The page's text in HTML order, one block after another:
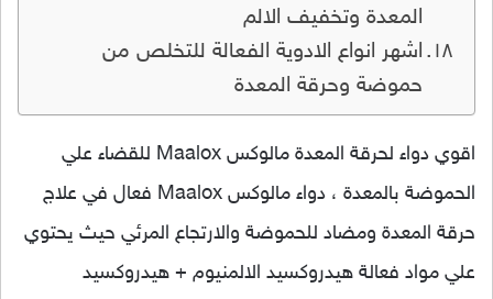
المعدة وتخفيف الالم
اشهر انواع الادوية الفعالة للتخلص من
حموضة وحرقة المعدة
اقوي دواء لحرقة المعدة مالوكس Maalox للقضاء علي
الحموضة بالمعدة ، دواء مالوكس Maalox فعال في علاج
حرقة المعدة ومضاد للحموضة والارتجاع المرئي حيث يحتوي
علي مواد فعالة هيدروكسيد الالمنيوم + هيدروكسيد